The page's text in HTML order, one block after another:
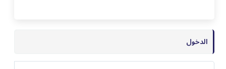
الدخول